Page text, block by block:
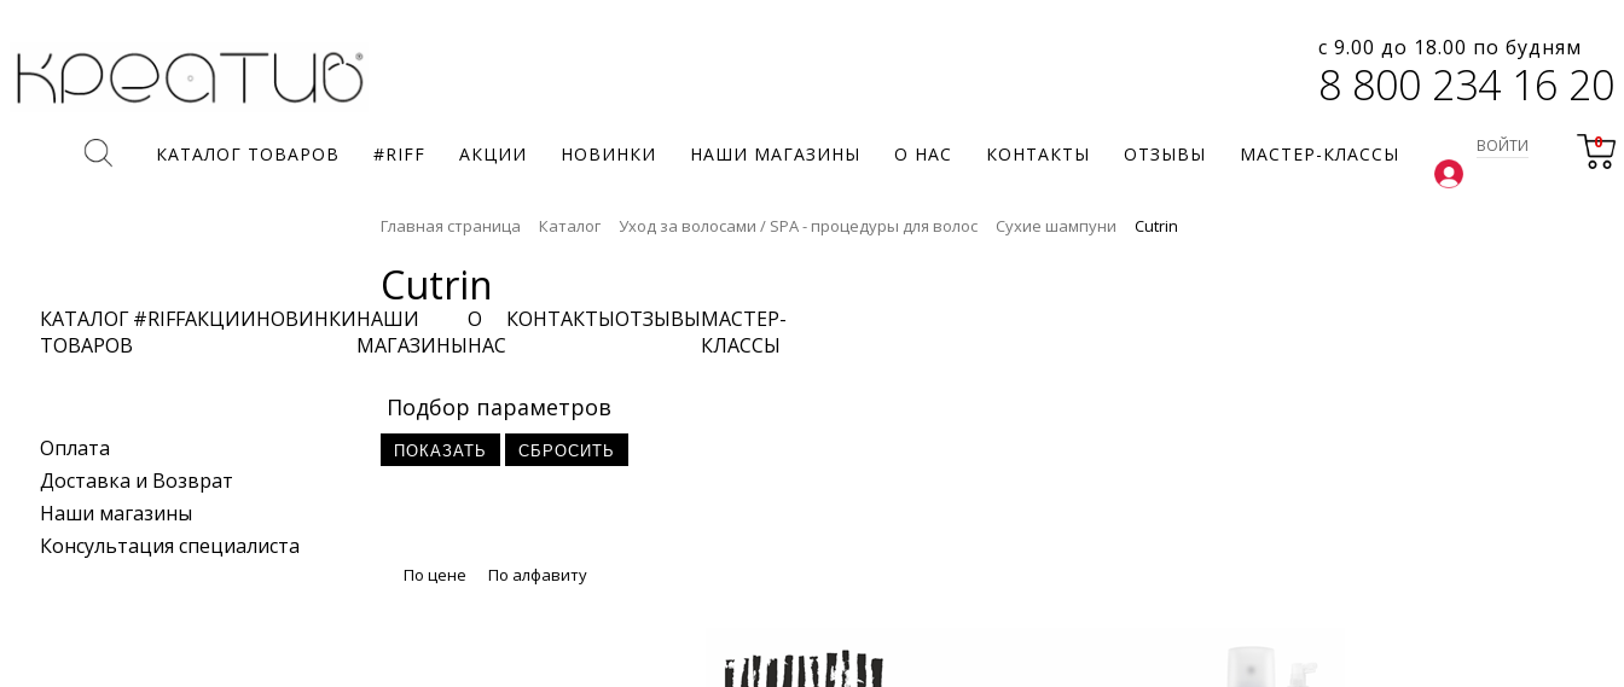
с 9.00 до 18.00 по будням
8 800 234 16 20
КАТАЛОГ ТОВАРОВ #RIFF АКЦИИ НОВИНКИ НАШИ МАГАЗИНЫ О НАС КОНТАКТЫ ОТЗЫВЫ МАСТЕР-КЛАССЫ ВОЙТИ 0
Главная страница Каталог Уход за волосами / SPA - процедуры для волос Сухие шампуни Cutrin
Cutrin
Подбор параметров
По цене По алфавиту
КАТАЛОГ
ТОВАРОВ
#RIFFАКЦИИНОВИНКИНАШИ
МАГАЗИНЫ
О
НАС
КОНТАКТЫОТЗЫВЫМАСТЕР-
КЛАССЫ
Оплата
Доставка и Возврат
Наши магазины
Консультация специалиста